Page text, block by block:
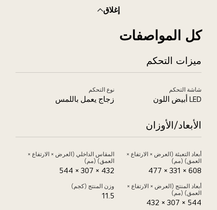
إغلاق
كل المواصفات
ميزات التحكم
شاشة التحكم
LED أبيض اللون
نوع التحكم
زجاج يعمل باللمس
الأبعاد/الأوزان
أبعاد التعبئة (العرض × الارتفاع ×
العمق) (مم)
608 × 331 × 477
المقاس الداخلي (العرض × الارتفاع ×
العمق) (مم)
432 × 307 × 544
أبعاد المنتج (العرض × الارتفاع ×
العمق) (مم)
544 × 307 × 432
وزن المنتج (كجم)
11.5